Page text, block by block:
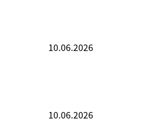
10.06.2026
10.06.2026